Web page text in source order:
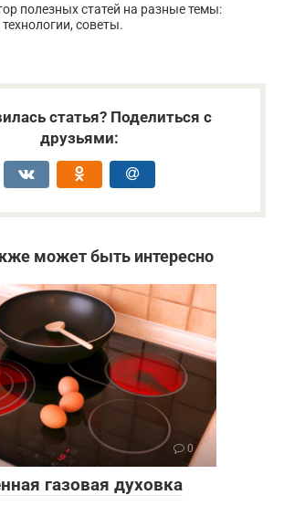
полезных статей на разные темы:
советы.
статья? Поделиться с
друзьями:
может быть интересно
0
газовая духовка